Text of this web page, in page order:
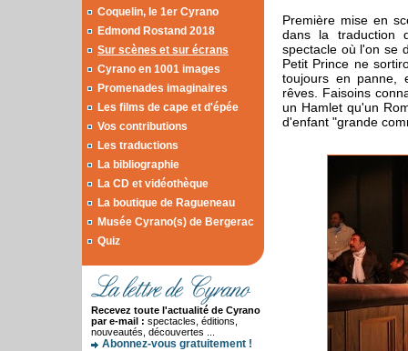
Coquelin, le 1er Cyrano
Edmond Rostand 2018
Sur scènes et sur écrans
Cyrano en 1001 images
Promenades imaginaires
Les films de cape et d'épée
Vos contributions
Les traductions
La bibliographie
La CD et vidéothèque
La boutique de Ragueneau
Musée Cyrano(s) de Bergerac
Quiz
Recevez toute l'actualité de Cyrano
par e-mail : spectacles, éditions,
nouveautés, découvertes ...
Abonnez-vous gratuitement !
Première mise en
dans la traduction
spectacle où l'on se
Petit Prince ne
toujours en panne,
rêves. Faisoins
un Hamlet qu'un
d'enfant "grande